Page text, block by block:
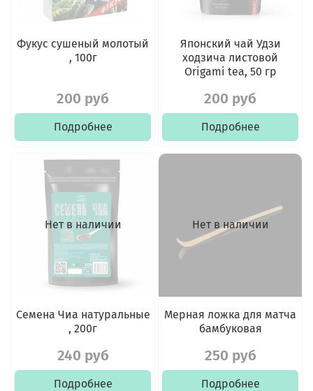
Фукус сушеный молотый
, 100г
200 руб
Подробнее
Японский чай Удзи
ходзича листовой
Origami tea, 50 гр
200 руб
Подробнее
Нет в наличии
Семена Чиа натуральные
, 200г
240 руб
Подробнее
Нет в наличии
Мерная ложка для матча
бамбуковая
250 руб
Подробнее